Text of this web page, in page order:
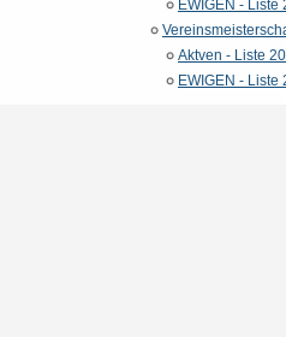
EWIGEN - Liste
Aktven - Liste
EWIGEN - Liste